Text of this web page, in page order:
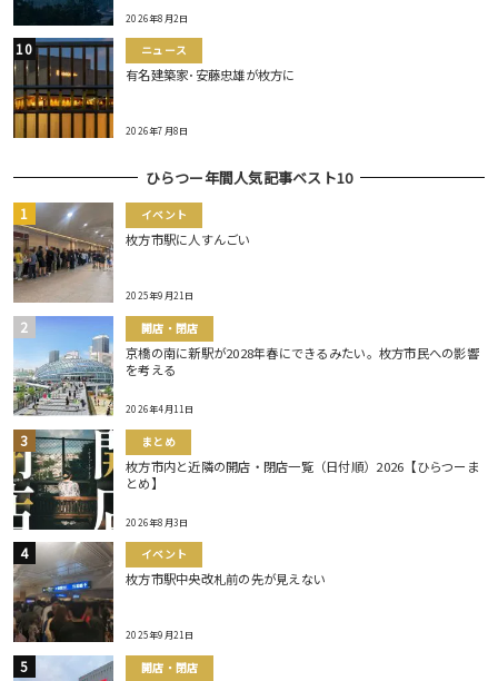
2026年8月2日
ニュース
有名建築家･安藤忠雄が枚方に
2026年7月8日
ひらつー年間人気記事ベスト10
イベント
枚方市駅に人すんごい
2025年9月21日
開店・閉店
京橋の南に新駅が2028年春にできるみたい。枚方市民への影響
を考える
2026年4月11日
まとめ
枚方市内と近隣の開店・閉店一覧（日付順）2026【ひらつーま
とめ】
2026年8月3日
イベント
枚方市駅中央改札前の先が見えない
2025年9月21日
開店・閉店